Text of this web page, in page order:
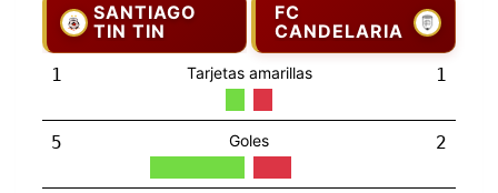
SANTIAGO
TIN TIN
FC
CANDELARIA
1 Tarjetas amarillas 1
5 Goles 2